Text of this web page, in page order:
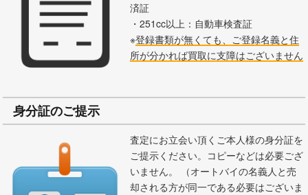
済証
・251cc以上：自動車検査証
※登録書類が無くても、ご登録名義と住
所が分かれば買取に支障はございません
身分証のご提示
査定にお立会い頂くご本人様の身分証を
ご提示ください。コピーなどは必要ござ
いません。 （オートバイの名義人と売
却される方が同一である必要はございま